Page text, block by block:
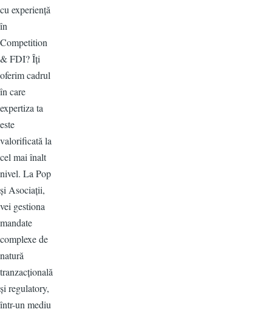
cu experiență
în
Competition
& FDI? Îți
oferim cadrul
în care
expertiza ta
este
valorificată la
cel mai înalt
nivel. La Pop
și Asociații,
vei gestiona
mandate
complexe de
natură
tranzacțională
și regulatory,
într-un mediu